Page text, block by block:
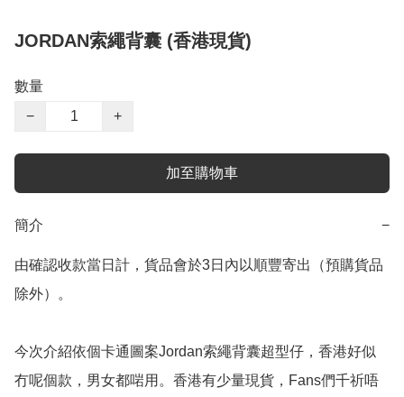
JORDAN索繩背囊 (香港現貨)
數量
−
+
加至購物車
簡介 −
由確認收款當日計，貨品會於3日內以順豐寄出（預購貨品
除外）。
今次介紹依個卡通圖案Jordan索繩背囊超型仔，香港好似
冇呢個款，男女都啱用。香港有少量現貨，Fans們千祈唔